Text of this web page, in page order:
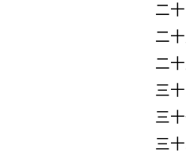
二
二
二
三
三
三